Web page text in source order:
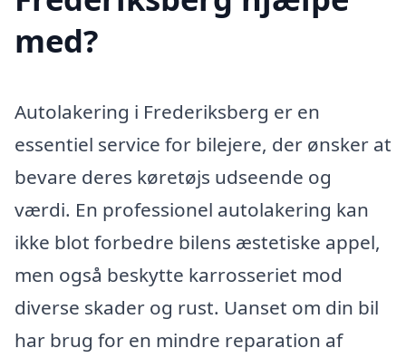
med?
Autolakering i Frederiksberg er en
essentiel service for bilejere, der ønsker at
bevare deres køretøjs udseende og
værdi. En professionel autolakering kan
ikke blot forbedre bilens æstetiske appel,
men også beskytte karrosseriet mod
diverse skader og rust. Uanset om din bil
har brug for en mindre reparation af